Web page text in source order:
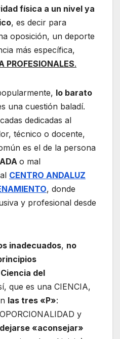
física a un nivel ya
, es decir para
oposición, un deporte
más específica,
PROFESIONALES.
lo barato
una cuestión baladí.
dedicadas al
técnico o docente,
es el de la persona
o mal
CENTRO ANDALUZ
, donde
y profesional desde
inadecuados, no
del
que es una CIENCIA,
las tres «P»:
y
dejarse «aconsejar»